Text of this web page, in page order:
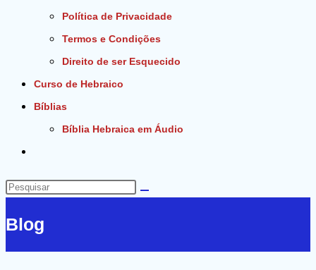
Política de Privacidade
Termos e Condições
Direito de ser Esquecido
Curso de Hebraico
Bíblias
Bíblia Hebraica em Áudio
do
site
Pesquisar
site
Blog